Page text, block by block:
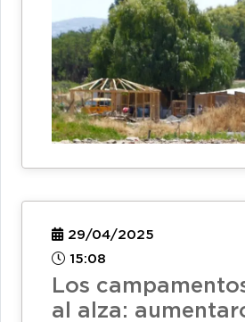
29/04/2025
15:08
Los
al alza: